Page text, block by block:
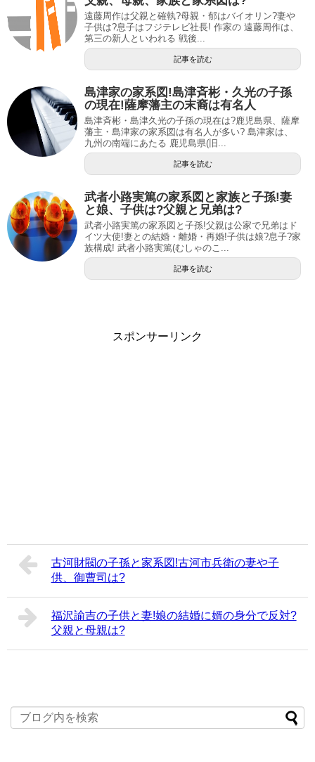
遠藤周作は父親と確執?母親・郁はバイオリン?妻や
子供は?息子はフジテレビ社長! 作家の 遠藤周作は、
第三の新人といわれる 戦後...
記事を読む
島津家の家系図!島津斉彬・久光の子孫
の現在!薩摩藩主の末裔は有名人
島津斉彬・島津久光の子孫の現在は?鹿児島県、薩摩
藩主・島津家の家系図は有名人が多い? 島津家は、
九州の南端にあたる 鹿児島県(旧...
記事を読む
武者小路実篤の家系図と家族と子孫!妻
と娘、子供は?父親と兄弟は?
武者小路実篤の家系図と子孫!父親は公家で兄弟はド
イツ大使!妻との結婚・離婚・再婚!子供は娘?息子?家
族構成! 武者小路実篤(むしゃのこ...
記事を読む
スポンサーリンク
古河財閥の子孫と家系図!古河市兵衛の妻や子
供、御曹司は?
福沢諭吉の子供と妻!娘の結婚に婿の身分で反対?
父親と母親は?